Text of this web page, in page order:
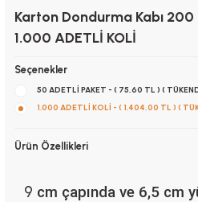
Karton Dondurma Kabı 200
1.000 ADETLİ KOLİ
Seçenekler
50 ADETLİ PAKET - ( 75,60 TL ) (
1.000 ADETLİ KOLİ - ( 1.404,00 TL ) (
Ürün Özellikleri
9 cm çapında ve 6,5 cm